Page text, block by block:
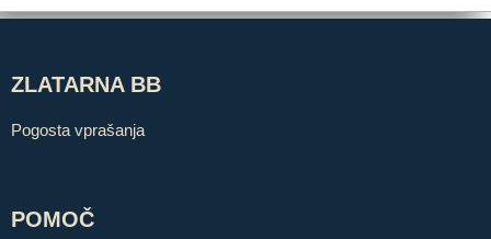
ZLATARNA BB
Pogosta vprašanja
POMOČ